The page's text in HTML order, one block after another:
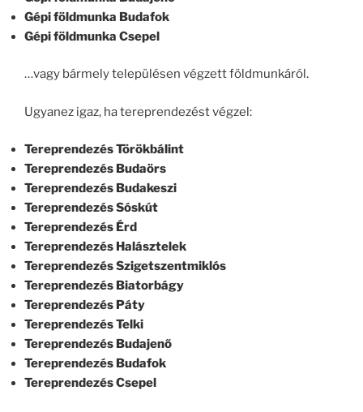
Gépi földmunka Budafok
Gépi földmunka Csepel
…vagy bármely településen végzett földmunkáról.
Ugyanez igaz, ha tereprendezést végzel:
Tereprendezés Törökbálint
Tereprendezés Budaörs
Tereprendezés Budakeszi
Tereprendezés Sóskút
Tereprendezés Érd
Tereprendezés Halásztelek
Tereprendezés Szigetszentmiklós
Tereprendezés Biatorbágy
Tereprendezés Páty
Tereprendezés Telki
Tereprendezés Budajenő
Tereprendezés Budafok
Tereprendezés Csepel